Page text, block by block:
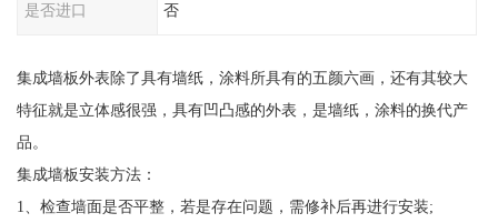
是否进口 否
集成墙板外表除了具有墙纸，涂料所具有的五颜六画，还有其较大
特征就是立体感很强，具有凹凸感的外表，是墙纸，涂料的换代产
品。
集成墙板安装方法：
1、检查墙面是否平整，若是存在问题，需修补后再进行安装;